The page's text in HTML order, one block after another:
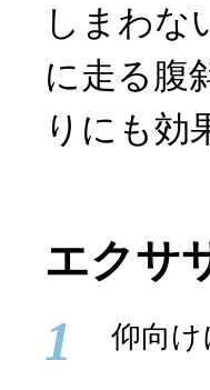
しまわな
に走る腹
りにも効
エクサ
1 仰向